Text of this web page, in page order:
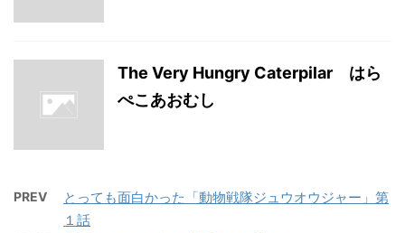
The Very Hungry Caterpilar はら
ぺこあおむし
PREV
とっても面白かった「動物戦隊ジュウオウジャー」第
１話